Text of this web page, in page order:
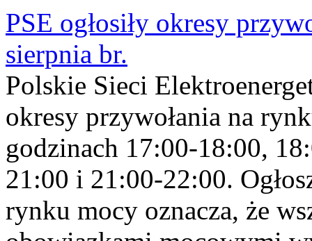
PSE ogłosiły okresy
sierpnia br.
Polskie Sieci
okresy przywołania na
godzinach 17:00-18:00,
21:00 i 21:00-22:00.
rynku mocy oznacza, że